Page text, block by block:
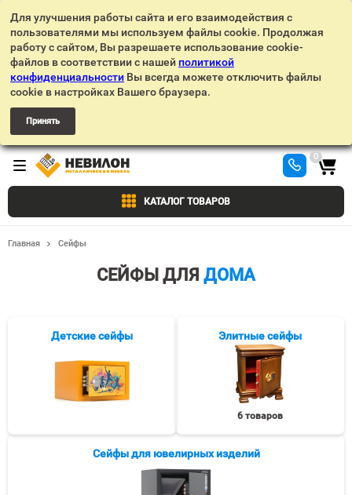
Для улучшения работы сайта и его взаимодействия с
пользователями мы используем файлы cookie. Продолжая
работу с сайтом, Вы разрешаете использование cookie-
файлов в соответствии с нашей политикой
конфиденциальности Вы всегда можете отключить файлы
cookie в настройках Вашего браузера.
Принять
КАТАЛОГ ТОВАРОВ
0
Главная Сейфы
СЕЙФЫ ДЛЯ ДОМА
Детские сейфы Элитные сейфы
6 товаров
Сейфы для ювелирных изделий